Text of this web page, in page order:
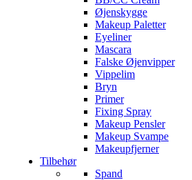
Øjenskygge
Makeup Paletter
Eyeliner
Mascara
Falske Øjenvipper
Vippelim
Bryn
Primer
Fixing Spray
Makeup Pensler
Makeup Svampe
Makeupfjerner
Tilbehør
Spand